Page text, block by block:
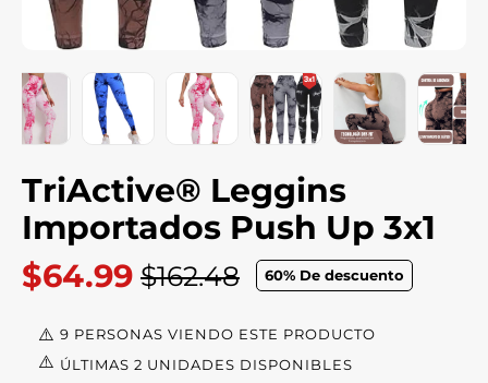
TriActive® Leggins
Importados Push Up 3x1
$64.99 $162.48
Precio
habitual
60% De descuento
9 PERSONAS VIENDO ESTE PRODUCTO
ÚLTIMAS 2 UNIDADES DISPONIBLES